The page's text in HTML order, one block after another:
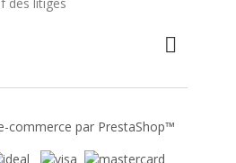

commerce par PrestaShop™